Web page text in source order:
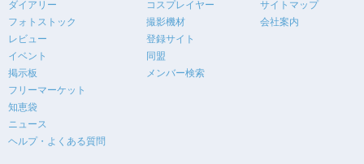
ダイアリー
フォトストック
レビュー
イベント
掲示板
フリーマーケット
知恵袋
ニュース
ヘルプ・よくある質問
コスプレイヤー
撮影機材
登録サイト
同盟
メンバー検索
サイトマップ
会社案内